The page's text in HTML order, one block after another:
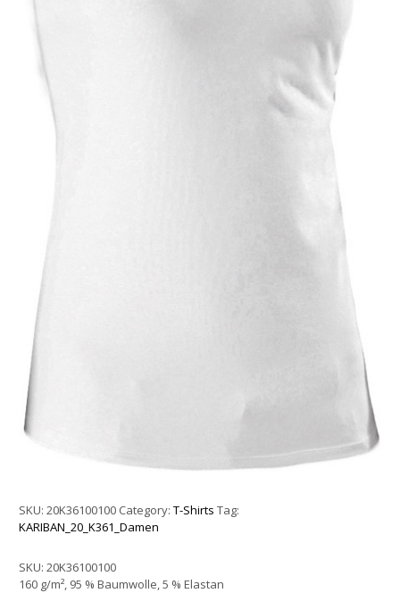
SKU:20K36100100 Category:T-Shirts Tag:
KARIBAN_20_K361_Damen
SKU:20K36100100
160 g/m², 95 % Baumwolle, 5 % Elastan